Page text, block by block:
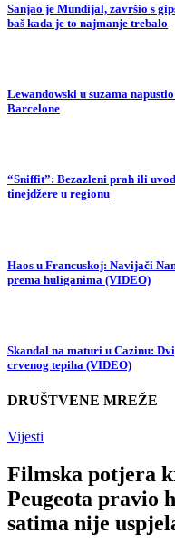
Sanjao je Mundijal, završio s
baš kada je to najmanje trebalo
Lewandowski u suzama
Barcelone
“Sniffit”: Bezazleni prah ili
tinejdžere u regionu
Haos u Francuskoj: Navijači
prema huliganima (VIDEO)
Skandal na maturi u Cazinu:
crvenog tepiha (VIDEO)
DRUŠTVENE MREŽE
Vijesti
Filmska potjera
Peugeota pravio
satima nije